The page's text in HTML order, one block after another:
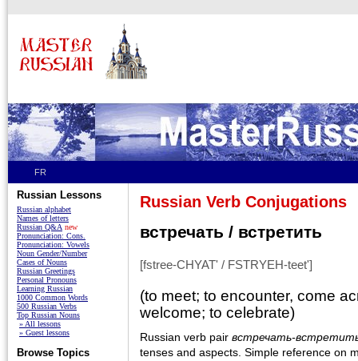
FR
Russian Verb Conjugations
встречать / встретить
[fstree-CHYAT' / FSTRYEH-teet']
(to meet; to encounter, come
welcome; to celebrate)
Russian verb pair встречать-
tenses and aspects. Simple reference on
Russian Lessons
Russian alphabet
Names of letters
Russian Q&A new
Pronunciation: Cons.
Pronunciation: Vowels
Noun Gender/Number
Cases of Nouns
Russian Greetings
Personal Pronouns
Learning Russian
1000 Common Words
500 Russian Verbs
Top Russian Nouns
» All lessons
» Guest lessons
Browse Topics